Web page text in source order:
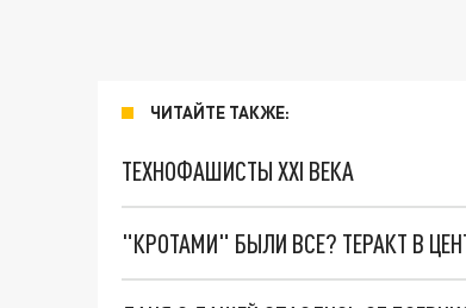
ЧИТАЙТЕ ТАКЖЕ:
ТЕХНОФАШИСТЫ XXI ВЕКА
"КРОТАМИ" БЫЛИ ВСЕ? ТЕРАКТ В